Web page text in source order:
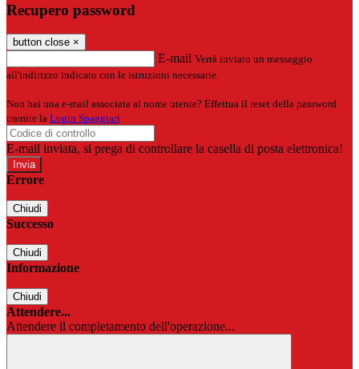
Recupero password
button close ×
E-mail Verrà inviato un messaggio
all'indirizzo indicato con le istruzioni necessarie.
Non hai una e-mail associata al nome utente? Effettua il reset della password
tramite la Login Spaggiari
E-mail inviata, si prega di controllare la casella di posta elettronica!
Errore
Chiudi
Successo
Chiudi
Informazione
Chiudi
Attendere...
Attendere il completamento dell'operazione...